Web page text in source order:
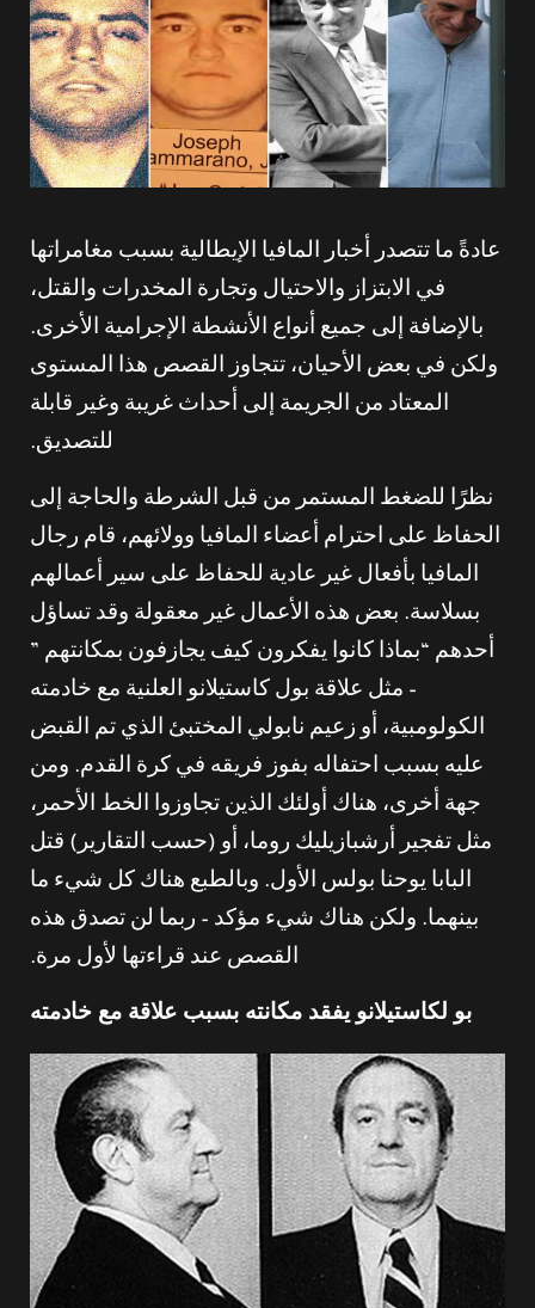
عادةً ما تتصدر أخبار المافيا الإيطالية بسبب مغامراتها
في الابتزاز والاحتيال وتجارة المخدرات والقتل،
بالإضافة إلى جميع أنواع الأنشطة الإجرامية الأخرى.
ولكن في بعض الأحيان، تتجاوز القصص هذا المستوى
المعتاد من الجريمة إلى أحداث غريبة وغير قابلة
للتصديق.
نظرًا للضغط المستمر من قبل الشرطة والحاجة إلى
الحفاظ على احترام أعضاء المافيا وولائهم، قام رجال
المافيا بأفعال غير عادية للحفاظ على سير أعمالهم
بسلاسة. بعض هذه الأعمال غير معقولة وقد تساؤل
أحدهم “بماذا كانوا يفكرون كيف يجازفون بمكانتهم ”
– مثل علاقة بول كاستيلانو العلنية مع خادمته
الكولومبية، أو زعيم نابولي المختبئ الذي تم القبض
عليه بسبب احتفاله بفوز فريقه في كرة القدم. ومن
جهة أخرى، هناك أولئك الذين تجاوزوا الخط الأحمر،
مثل تفجير أرشبازيليك روما، أو (حسب التقارير) قتل
البابا يوحنا بولس الأول. وبالطبع هناك كل شيء ما
بينهما. ولكن هناك شيء مؤكد – ربما لن تصدق هذه
القصص عند قراءتها لأول مرة.
بو لكاستيلانو يفقد مكانته بسبب علاقة مع خادمته